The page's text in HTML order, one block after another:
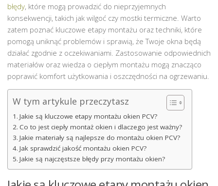
błędy, które mogą prowadzić do nieprzyjemnych
konsekwencji, takich jak wilgoć czy mostki termiczne. Warto
zatem poznać kluczowe etapy montażu oraz techniki, które
pomogą uniknąć problemów i sprawią, że Twoje okna będą
działać zgodnie z oczekiwaniami. Zastosowanie odpowiednich
materiałów oraz wiedza o ciepłym montażu mogą znacząco
poprawić komfort użytkowania i oszczędności na ogrzewaniu.
W tym artykule przeczytasz
Jakie są kluczowe etapy montażu okien PCV?
Co to jest ciepły montaż okien i dlaczego jest ważny?
Jakie materiały są najlepsze do montażu okien PCV?
Jak sprawdzić jakość montażu okien PCV?
Jakie są najczęstsze błędy przy montażu okien?